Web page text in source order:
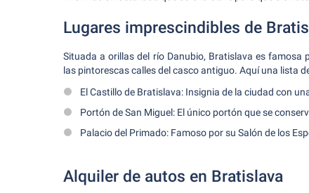
Lugares imprescindibles de
Situada a orillas del río Danubio, Bratislava es
las pintorescas calles del casco antiguo. Aquí una lista
El Castillo de Bratislava: Insignia de la ciudad con
Portón de San Miguel: El único portón que se
Palacio del Primado: Famoso por su Salón de los
Alquiler de autos en Bratislava